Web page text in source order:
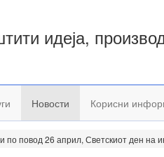
идеја,
Новости Корисни
повод 26 април, Светскиот ден на